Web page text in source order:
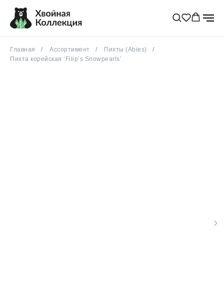
Главная Ассортимент
Пихты (Abies)
Пихта корейская ‘Filip’s Snowpearls’